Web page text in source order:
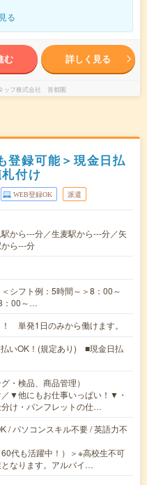
る
む 詳しく見る
ッフ株式会社 首都圏
登録可能＞現金日払
付け
WEB登録OK 派遣
から---分／生麦駅から---分／矢
ら---分
シフト例：5時間～＞8：00～
：00～…
！ 単発1日のみから働けます。
いOK！(規定あり) ■現金日払
・検品、商品管理）
▼他にもお仕事いっぱい！▼・
け・パンフレットの仕…
/ パソコンスキル不要 / 英語力不
代も活躍中！）＞※高校生不可
なります。アルバイ…